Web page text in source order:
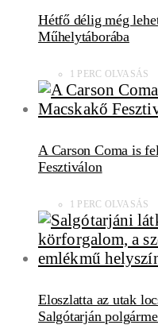
Hétfő délig még
Műhelytáborába
1 PERC OLVASÁS
A Carson Coma is
Fesztiválon
1 PERC OLVASÁS
Eloszlatta az utak
Salgótarján